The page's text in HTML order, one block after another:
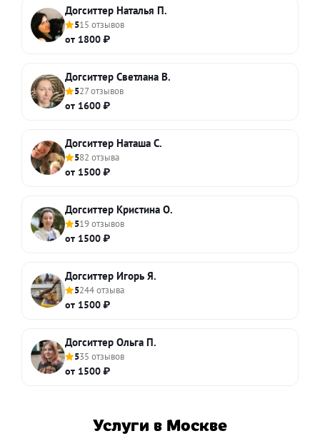
Догситтер Наталья П.
515 отзывов
от 1800 ₽
Догситтер Светлана В.
527 отзывов
от 1600 ₽
Догситтер Наташа С.
582 отзыва
от 1500 ₽
Догситтер Кристина О.
519 отзывов
от 1500 ₽
Догситтер Игорь Я.
5244 отзыва
от 1500 ₽
Догситтер Ольга П.
535 отзывов
от 1500 ₽
Услуги в Москве